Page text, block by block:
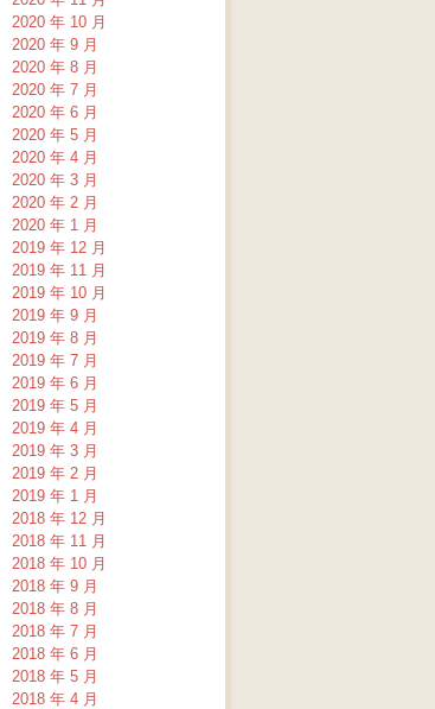
2020 年 10 月
2020 年 9 月
2020 年 8 月
2020 年 7 月
2020 年 6 月
2020 年 5 月
2020 年 4 月
2020 年 3 月
2020 年 2 月
2020 年 1 月
2019 年 12 月
2019 年 11 月
2019 年 10 月
2019 年 9 月
2019 年 8 月
2019 年 7 月
2019 年 6 月
2019 年 5 月
2019 年 4 月
2019 年 3 月
2019 年 2 月
2019 年 1 月
2018 年 12 月
2018 年 11 月
2018 年 10 月
2018 年 9 月
2018 年 8 月
2018 年 7 月
2018 年 6 月
2018 年 5 月
2018 年 4 月